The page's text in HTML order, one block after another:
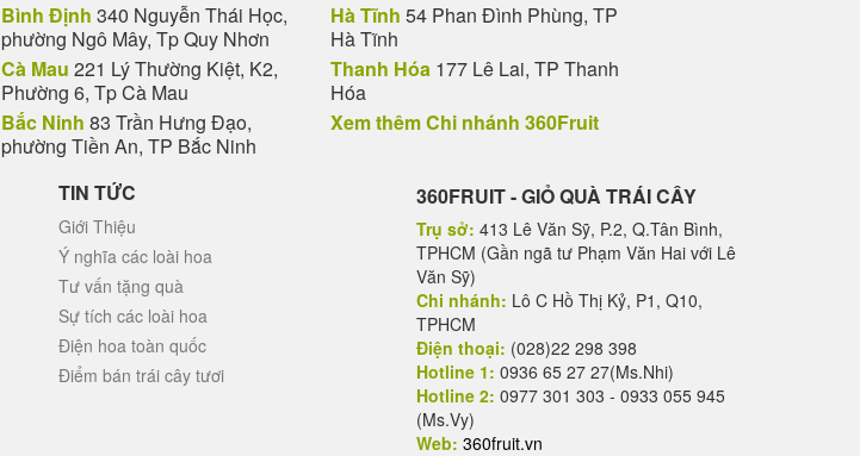
Bình Định 340 Nguyễn Thái Học,
phường Ngô Mây, Tp Quy Nhơn
Cà Mau 221 Lý Thường Kiệt, K2,
Phường 6, Tp Cà Mau
Bắc Ninh 83 Trần Hưng Đạo,
phường Tiền An, TP Bắc Ninh
Hà Tĩnh 54 Phan Đình Phùng, TP
Hà Tĩnh
Thanh Hóa 177 Lê Lai, TP Thanh
Hóa
Xem thêm Chi nhánh 360Fruit
TIN TỨC
Giới Thiệu
Ý nghĩa các loài hoa
Tư vấn tặng quà
Sự tích các loài hoa
Điện hoa toàn quốc
Điểm bán trái cây tươi
360FRUIT - GIỎ QUÀ TRÁI CÂY
Trụ sở: 413 Lê Văn Sỹ, P.2, Q.Tân Bình,
TPHCM (Gần ngã tư Phạm Văn Hai với Lê
Văn Sỹ)
Chi nhánh: Lô C Hồ Thị Kỷ, P1, Q10,
TPHCM
Điện thoại: (028)22 298 398
Hotline 1: 0936 65 27 27(Ms.Nhi)
Hotline 2: 0977 301 303 - 0933 055 945
(Ms.Vy)
Web: 360fruit.vn